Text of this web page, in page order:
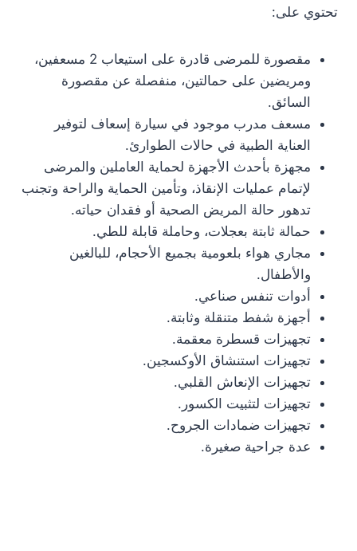
تحتوي على:
مقصورة للمرضى قادرة على استيعاب 2 مسعفين،
ومريضين على حمالتين، منفصلة عن مقصورة
السائق.
مسعف مدرب موجود في سيارة إسعاف لتوفير
العناية الطبية في حالات الطوارئ.
مجهزة بأحدث الأجهزة لحماية العاملين والمرضى
لإتمام عمليات الإنقاذ، وتأمين الحماية والراحة وتجنب
تدهور حالة المريض الصحية أو فقدان حياته.
حمالة ثابتة بعجلات، وحاملة قابلة للطي.
مجاري هواء بلعومية بجميع الأحجام، للبالغين
والأطفال.
أدوات تنفس صناعي.
أجهزة شفط متنقلة وثابتة.
تجهيزات قسطرة معقمة.
تجهيزات استنشاق الأوكسجين.
تجهيزات الإنعاش القلبي.
تجهيزات لتثبيت الكسور.
تجهيزات ضمادات الجروح.
عدة جراحية صغيرة.